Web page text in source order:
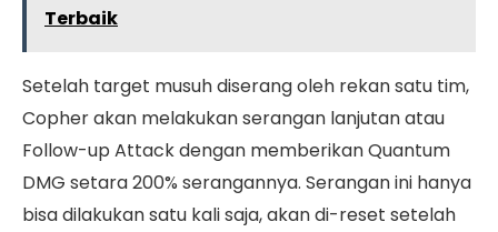
Terbaik
Setelah target musuh diserang oleh rekan satu tim,
Copher akan melakukan serangan lanjutan atau
Follow-up Attack dengan memberikan Quantum
DMG setara 200% serangannya. Serangan ini hanya
bisa dilakukan satu kali saja, akan di-reset setelah